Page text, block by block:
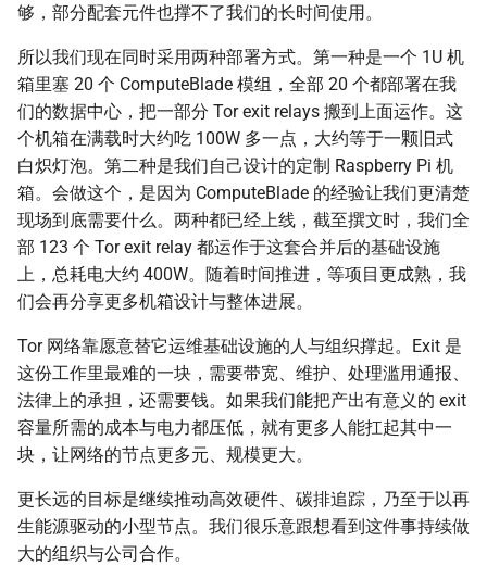
够，部分配套元件也撑不了我们的长时间使用。
所以我们现在同时采用两种部署方式。第一种是一个 1U 机
箱里塞 20 个 ComputeBlade 模组，全部 20 个都部署在我
们的数据中心，把一部分 Tor exit relays 搬到上面运作。这
个机箱在满载时大约吃 100W 多一点，大约等于一颗旧式
白炽灯泡。第二种是我们自己设计的定制 Raspberry Pi 机
箱。会做这个，是因为 ComputeBlade 的经验让我们更清楚
现场到底需要什么。两种都已经上线，截至撰文时，我们全
部 123 个 Tor exit relay 都运作于这套合并后的基础设施
上，总耗电大约 400W。随着时间推进，等项目更成熟，我
们会再分享更多机箱设计与整体进展。
Tor 网络靠愿意替它运维基础设施的人与组织撑起。Exit 是
这份工作里最难的一块，需要带宽、维护、处理滥用通报、
法律上的承担，还需要钱。如果我们能把产出有意义的 exit
容量所需的成本与电力都压低，就有更多人能扛起其中一
块，让网络的节点更多元、规模更大。
更长远的目标是继续推动高效硬件、碳排追踪，乃至于以再
生能源驱动的小型节点。我们很乐意跟想看到这件事持续做
大的组织与公司合作。